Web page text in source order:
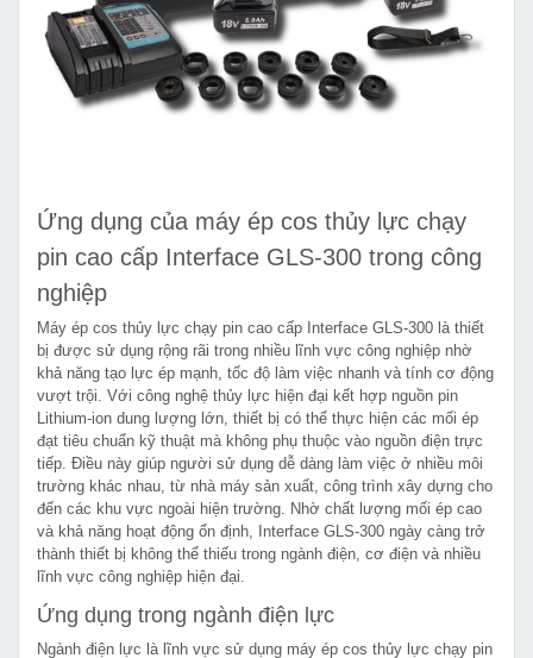
Ứng dụng của máy ép cos thủy lực chạy
pin cao cấp Interface GLS-300 trong công
nghiệp
Máy ép cos thủy lực chạy pin cao cấp Interface GLS-300 là thiết
bị được sử dụng rộng rãi trong nhiều lĩnh vực công nghiệp nhờ
khả năng tạo lực ép mạnh, tốc độ làm việc nhanh và tính cơ động
vượt trội. Với công nghệ thủy lực hiện đại kết hợp nguồn pin
Lithium-ion dung lượng lớn, thiết bị có thể thực hiện các mối ép
đạt tiêu chuẩn kỹ thuật mà không phụ thuộc vào nguồn điện trực
tiếp. Điều này giúp người sử dụng dễ dàng làm việc ở nhiều môi
trường khác nhau, từ nhà máy sản xuất, công trình xây dựng cho
đến các khu vực ngoài hiện trường. Nhờ chất lượng mối ép cao
và khả năng hoạt động ổn định, Interface GLS-300 ngày càng trở
thành thiết bị không thể thiếu trong ngành điện, cơ điện và nhiều
lĩnh vực công nghiệp hiện đại.
Ứng dụng trong ngành điện lực
Ngành điện lực là lĩnh vực sử dụng máy ép cos thủy lực chạy pin